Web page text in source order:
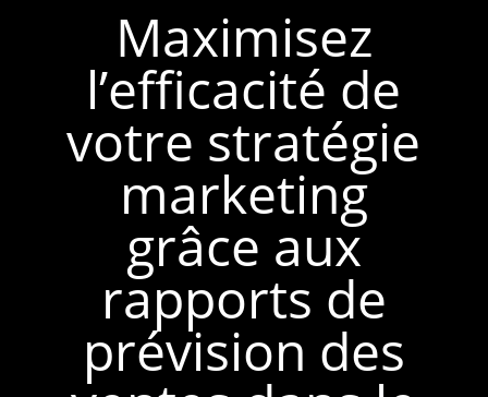
Maximisez
l’efficacité de
votre stratégie
marketing
grâce aux
rapports de
prévision des